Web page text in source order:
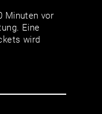
Minuten vor
Eine
wird